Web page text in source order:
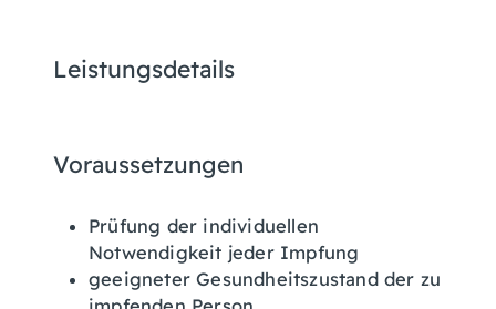
Leistungsdetails
Voraussetzungen
Prüfung der individuellen
Notwendigkeit jeder Impfung
geeigneter Gesundheitszustand der zu